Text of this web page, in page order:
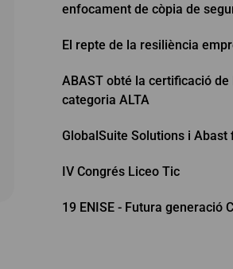
enfocament de còpia de
El repte de la resiliència
ABAST obté la certificació
categoria ALTA
GlobalSuite Solutions i
IV Congrés Liceo Tic
19 ENISE - Futura generació